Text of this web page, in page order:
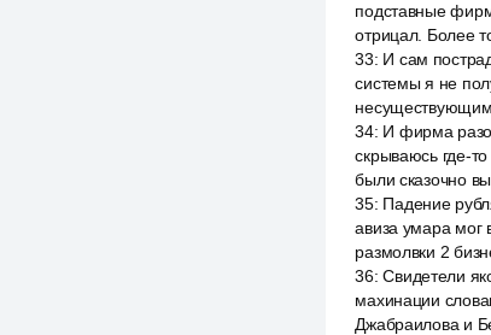
подставные
отрицал. Более
33: И сам
системы я не
34: И фирма
скрываюсь где-
были сказочно
35: Падение
авиза умара мог
размолвки 2
36:Свидетели
махинации
Джабраилова и